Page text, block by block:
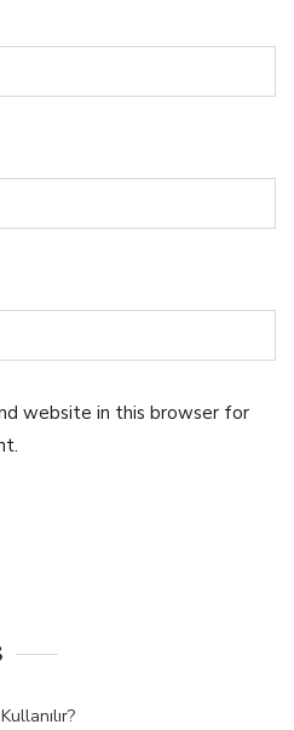
website in this browser for